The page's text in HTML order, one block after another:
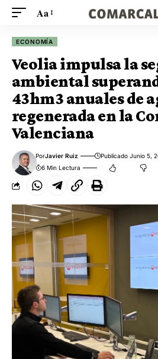
Aa
ECONOMÍA
Veolia impulsa la
ambiental
43hm3 anuales de
regenerada en la
Valenciana
PorJavier Ruiz Publicado Junio 5,
6 Min Lectura